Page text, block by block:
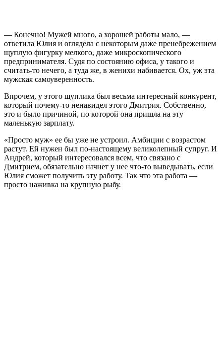
— Конечно! Мужей много, а хорошей работы мало, —
ответила Юлия и оглядела с некоторым даже пренебрежением
щуплую фигурку мелкого, даже микроскопического
предпринимателя. Судя по состоянию офиса, у такого и
считать-то нечего, а туда же, в женихи набивается. Ох, уж эта
мужская самоуверенность.
Впрочем, у этого щуплика был весьма интересный конкурент,
который почему-то ненавидел этого Дмитрия. Собственно,
это и было причиной, по которой она пришла на эту
маленькую зарплату.
«Просто муж» ее бы уже не устроил. Амбиции с возрастом
растут. Ей нужен был по-настоящему великолепный супруг. И
Андрей, который интересовался всем, что связано с
Дмитрием, обязательно начнет у нее что-то выведывать, если
Юлия сможет получить эту работу. Так что эта работа —
просто наживка на крупную рыбу.